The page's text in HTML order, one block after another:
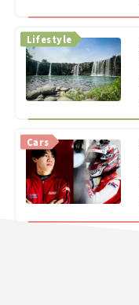
Lifestyle
Cars